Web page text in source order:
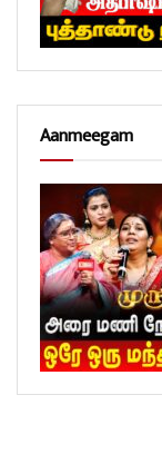
Aanmeegam